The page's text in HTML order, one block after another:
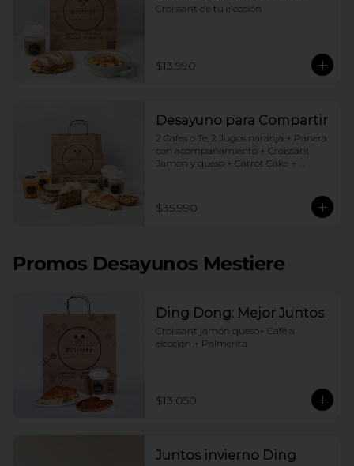
Croissant de tu elección
$13.990
Desayuno para Compartir
2 Cafes o Te, 2 Jugos naranja + Panera
con acompañamiento + Croissant
Jamon y queso + Carrot Cake +
$35.990
Promos Desayunos Mestiere
Ding Dong: Mejor Juntos
Croissant jamón queso+ Café a
elección + Palmerita
$13.050
Juntos invierno Ding